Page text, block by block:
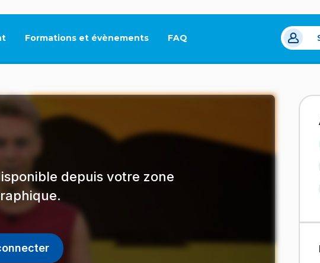
Formations et évènements FAQ
Ce lien s'ouvrira dans un nouvel
depuis votre zone